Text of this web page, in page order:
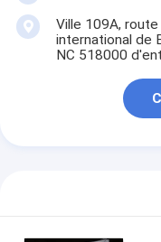
Ville 109A,
international de
NC 518000